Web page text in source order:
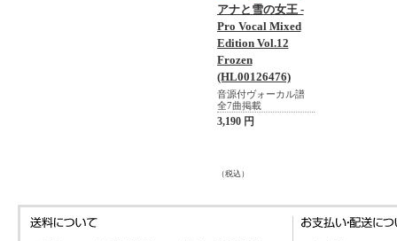
アナと雪の女王 -
Pro Vocal Mixed
Edition Vol.12
Frozen
(HL00126476)
音源付ヴォーカル譜
全7曲掲載
3,190 円
（税込）